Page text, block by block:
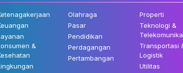
&
Olahraga
Pasar
Pendidikan
Perdagangan
Pertambangan
Properti
Teknologi &
Transportasi
Logistik
Utilitas